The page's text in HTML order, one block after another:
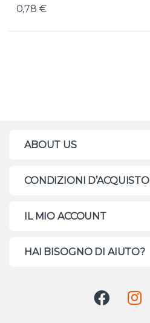
0,78 €
ABOUT US
CONDIZIONI D’ACQUISTO
IL MIO ACCOUNT
HAI BISOGNO DI AIUTO?